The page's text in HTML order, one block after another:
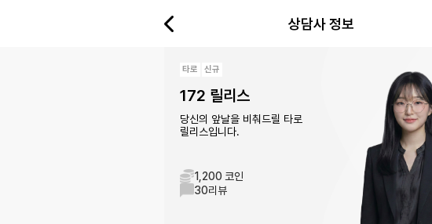
상담사 정보
타로 신규
172 릴리스
당신의 앞날을 비춰드릴 타로
릴리스입니다.
1,200 코인
30리뷰